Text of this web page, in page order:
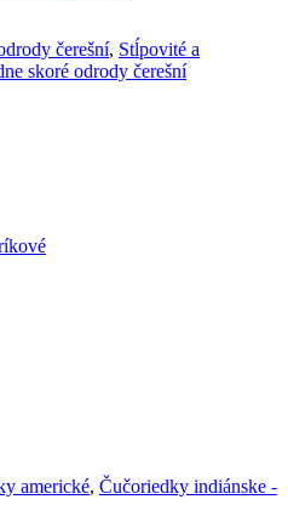
čerešní, Stĺpovité a
skoré odrody čerešní
americké, Čučoriedky indiánske -